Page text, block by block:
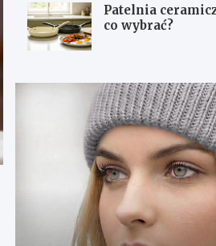
Patelnia
co wybrać?